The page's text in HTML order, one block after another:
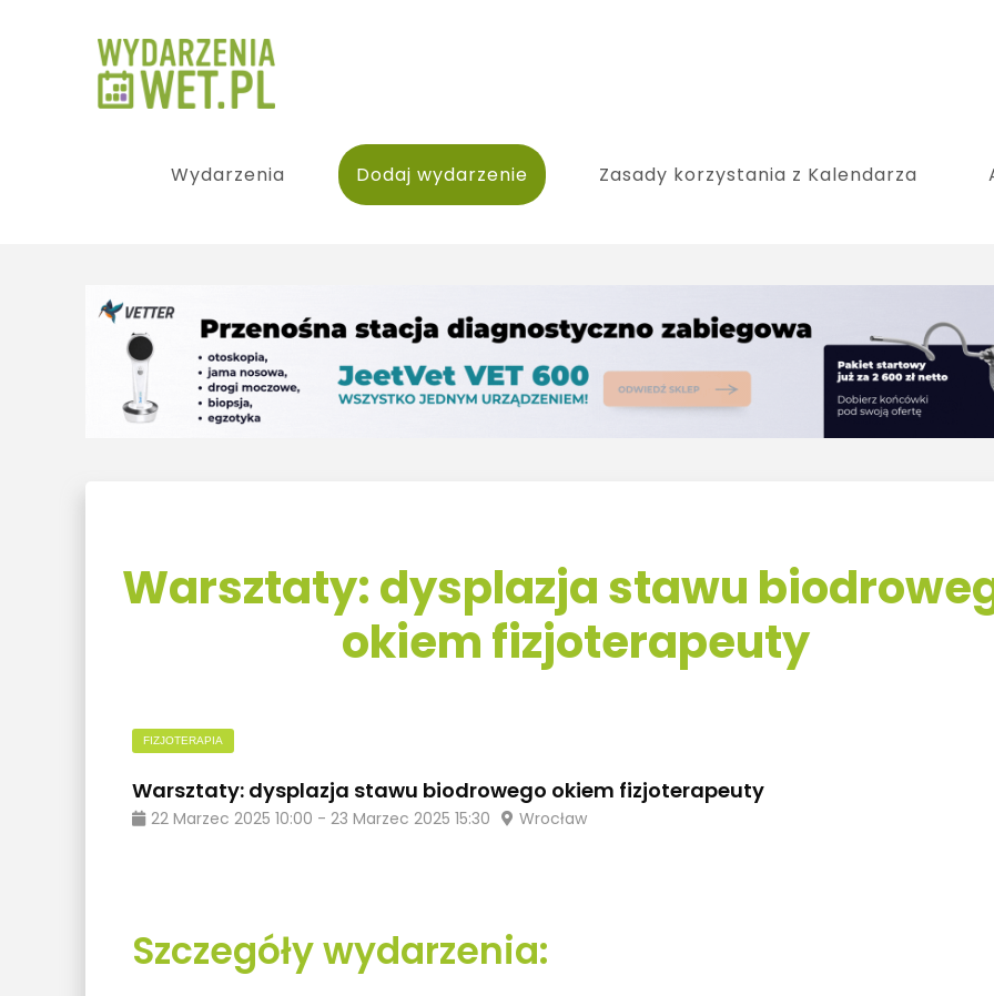
Wydarzenia Dodaj wydarzenie Zasady korzystania z Kalendarza
Warsztaty: dysplazja stawu
okiem fizjoterapeuty
FIZJOTERAPIA
Warsztaty: dysplazja stawu biodrowego okiem fizjoterapeuty
22 Marzec 2025 10:00 -23 Marzec 2025 15:30 Wrocław
Szczegóły wydarzenia: